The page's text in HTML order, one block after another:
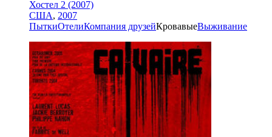
Хостел 2 (2007)
США, 2007
ПыткиОтелиКомпания друзейКровавыеВыживание